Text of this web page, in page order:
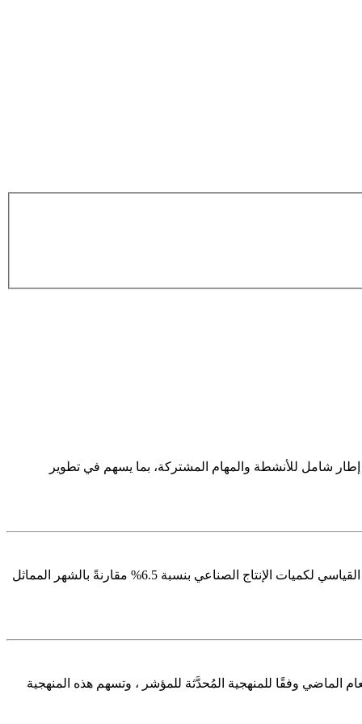
إطار شامل للأنشطة والمهام المشتركة، بما يسهم في تطوير
أصدرت الهيئة العامة للإحصاء اليوم نتائج مؤشر الرقم القياسي للإنتاج الصناعي لشهر يوليو من عام 2025، والتي أظهرت ارتفاع مؤشر الرقم القياسي لكميات الإنتاج الصناعي بنسبة 6.5% مقارنةً بالشهر المماثل
لأسعار المستهلك لشهر أغسطس 2025 م والذي بلغ 2.3 % مقارنةً بنظيره من العام الماضي وفقًا للمنهجية المُحدَّثة للمؤشر ، وتسهم هذه المنهجية